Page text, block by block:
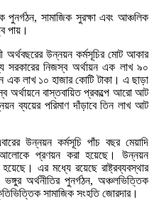
পুনর্গঠন, সামাজিক সুরক্ষা এবং আঞ্চলিক
পায়।
অর্থবছরের উন্নয়ন কর্মসূচির মোট আকার
সরকারের নিজস্ব অর্থায়ন এক লাখ ৯০
এক লাখ ১০ হাজার কোটি টাকা। এ ছাড়া
অর্থায়নে বাস্তবায়িত প্রকল্পে আরো আট
ব্যয়ের পরিমাণ দাঁড়াবে তিন লাখ আট
উন্নয়ন কর্মসূচি পাঁচ বছর মেয়াদি
প্রণয়ন করা হয়েছে। উন্নয়ন
এর মধ্যে রয়েছে রাষ্ট্রব্যবস্থার
অর্থনীতির পুনর্গঠন, অঞ্চলভিত্তিক
সামাজিক সংহতি জোরদার।